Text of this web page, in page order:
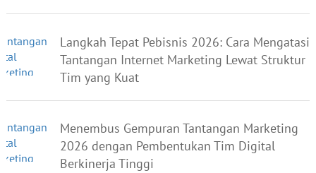
Langkah Tepat Pebisnis 2026: Cara Mengatasi
Tantangan Internet Marketing Lewat Struktur
Tim yang Kuat
Menembus Gempuran Tantangan Marketing
2026 dengan Pembentukan Tim Digital
Berkinerja Tinggi